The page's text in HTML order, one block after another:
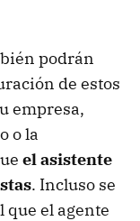
podrán
de estos
empresa,
o la
el asistente
. Incluso se
que el agente